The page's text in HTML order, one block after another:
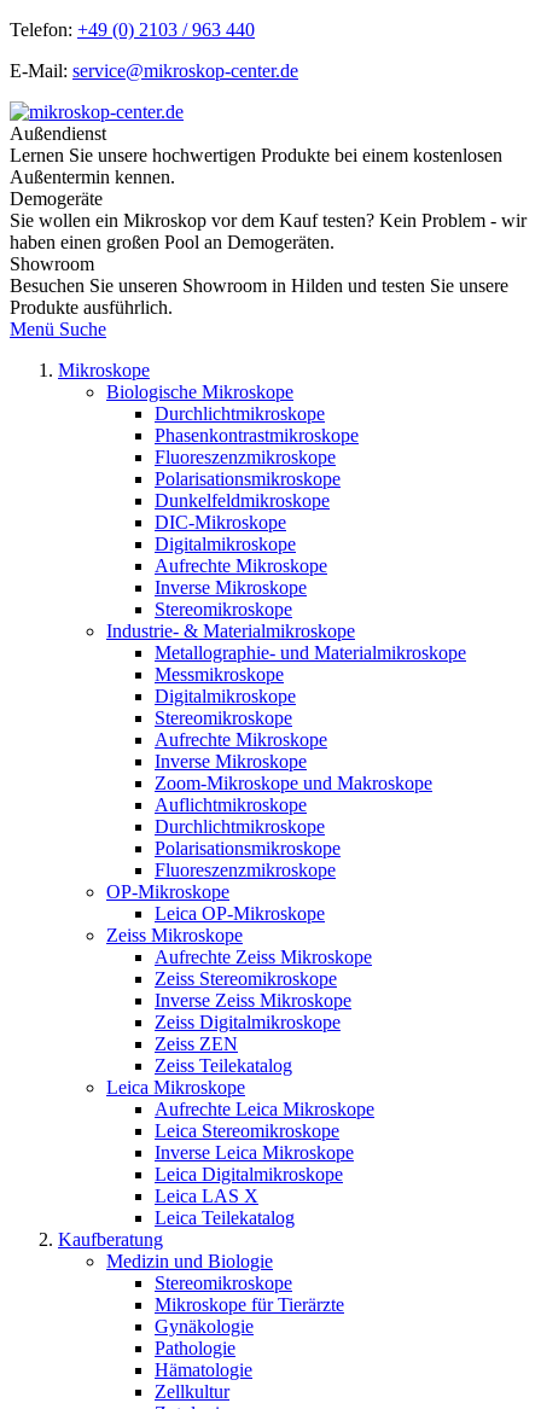
Telefon: +49 (0) 2103 / 963 440
E-Mail: service@mikroskop-center.de
Außendienst
Lernen Sie unsere hochwertigen Produkte bei einem kostenlosen
Außentermin kennen.
Demogeräte
Sie wollen ein Mikroskop vor dem Kauf testen? Kein Problem - wir
haben einen großen Pool an Demogeräten.
Showroom
Besuchen Sie unseren Showroom in Hilden und testen Sie unsere
Produkte ausführlich.
Menü Suche
Mikroskope
Biologische Mikroskope
Durchlichtmikroskope
Phasenkontrastmikroskope
Fluoreszenzmikroskope
Polarisationsmikroskope
Dunkelfeldmikroskope
DIC-Mikroskope
Digitalmikroskope
Aufrechte Mikroskope
Inverse Mikroskope
Stereomikroskope
Industrie- & Materialmikroskope
Metallographie- und Materialmikroskope
Messmikroskope
Digitalmikroskope
Stereomikroskope
Aufrechte Mikroskope
Inverse Mikroskope
Zoom-Mikroskope und Makroskope
Auflichtmikroskope
Durchlichtmikroskope
Polarisationsmikroskope
Fluoreszenzmikroskope
OP-Mikroskope
Leica OP-Mikroskope
Zeiss Mikroskope
Aufrechte Zeiss Mikroskope
Zeiss Stereomikroskope
Inverse Zeiss Mikroskope
Zeiss Digitalmikroskope
Zeiss ZEN
Zeiss Teilekatalog
Leica Mikroskope
Aufrechte Leica Mikroskope
Leica Stereomikroskope
Inverse Leica Mikroskope
Leica Digitalmikroskope
Leica LAS X
Leica Teilekatalog
Kaufberatung
Medizin und Biologie
Stereomikroskope
Mikroskope für Tierärzte
Gynäkologie
Pathologie
Hämatologie
Zellkultur